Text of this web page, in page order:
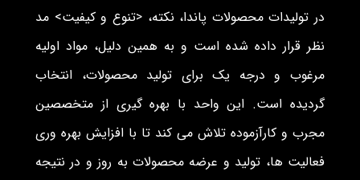
در تولیدات محصولات پاندا، نکته، <تنوع و کیفیت> مد
نظر قرار داده شده است و به همین دلیل، مواد اولیه
مرغوب و درجه یک برای تولید محصولات، انتخاب
گردیده است. این واحد با بهره گیری از متخصصین
مجرب و کارآزموده تلاش می کند تا با افزایش بهره وری
فعالیت ها، تولید و عرضه محصولات به روز و در نتیجه